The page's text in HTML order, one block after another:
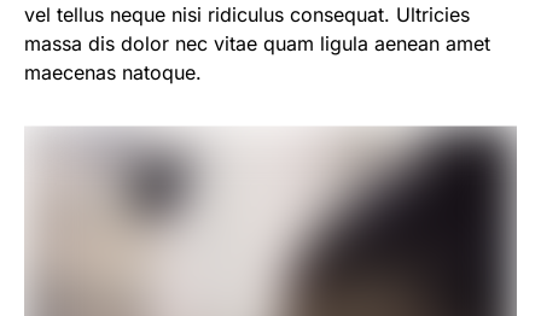
vel tellus neque nisi ridiculus consequat. Ultricies
massa dis dolor nec vitae quam ligula aenean amet
maecenas natoque.